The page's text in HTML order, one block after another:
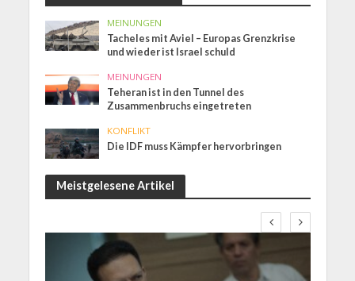
MEINUNGEN
Tacheles mit Aviel – Europas Grenzkrise
und wieder ist Israel schuld
MEINUNGEN
Teheran ist in den Tunnel des
Zusammenbruchs eingetreten
KONFLIKT
Die IDF muss Kämpfer hervorbringen
Meistgelesene Artikel